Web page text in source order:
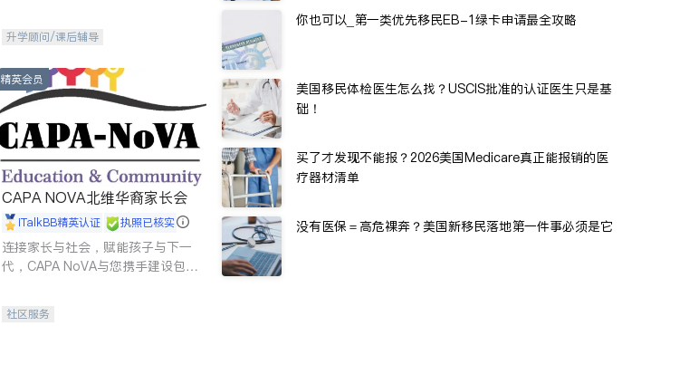
升学顾问/课后辅导
精英会员
CAPA NOVA北维华裔家长会
iTalkBB精英认证 执照已核实
连接家长与社会，赋能孩子与下一
代，CAPA NoVA与您携手建设包
社区服务
你也可以_第一类优先移民EB-1绿卡申请最全攻略
美国移民体检医生怎么找？USCIS批准的认证医生只是基
础！
买了才发现不能报？2026美国Medicare真正能报销的医
疗器材清单
没有医保＝高危裸奔？美国新移民落地第一件事必须是它